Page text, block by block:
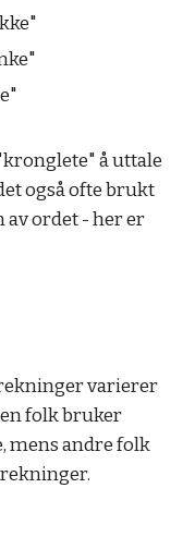
e"
å uttale
også ofte brukt
ordet - her er
varierer
folk bruker
mens andre folk